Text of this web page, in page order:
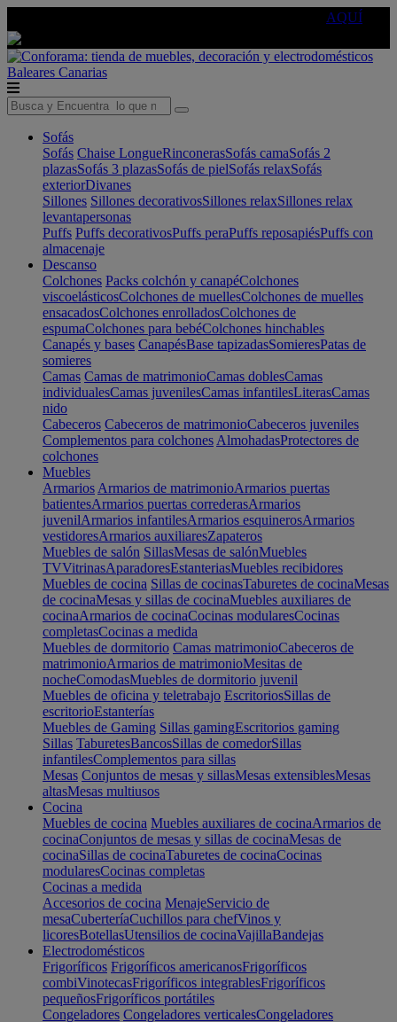
AQUÍ
Baleares Canarias
Sofás
Sofás Chaise LongueRinconerasSofás camaSofás 2
plazasSofás 3 plazasSofás de pielSofás relaxSofás
exteriorDivanes
Sillones Sillones decorativosSillones relaxSillones relax
levantapersonas
Puffs Puffs decorativosPuffs peraPuffs reposapiésPuffs con
almacenaje
Descanso
Colchones Packs colchón y canapéColchones
viscoelásticosColchones de muellesColchones de muelles
ensacadosColchones enrolladosColchones de
espumaColchones para bebéColchones hinchables
Canapés y bases CanapésBase tapizadasSomieresPatas de
somieres
Camas Camas de matrimonioCamas doblesCamas
individualesCamas juvenilesCamas infantilesLiterasCamas
nido
Cabeceros Cabeceros de matrimonioCabeceros juveniles
Complementos para colchones AlmohadasProtectores de
colchones
Muebles
Armarios Armarios de matrimonioArmarios puertas
batientesArmarios puertas correderasArmarios
juvenilArmarios infantilesArmarios esquinerosArmarios
vestidoresArmarios auxiliaresZapateros
Muebles de salón SillasMesas de salónMuebles
TVVitrinasAparadoresEstanteriasMuebles recibidores
Muebles de cocina Sillas de cocinasTaburetes de cocinaMesas
de cocinaMesas y sillas de cocinaMuebles auxiliares de
cocinaArmarios de cocinaCocinas modularesCocinas
completasCocinas a medida
Muebles de dormitorio Camas matrimonioCabeceros de
matrimonioArmarios de matrimonioMesitas de
nocheComodasMuebles de dormitorio juvenil
Muebles de oficina y teletrabajo EscritoriosSillas de
escritorioEstanterías
Muebles de Gaming Sillas gamingEscritorios gaming
Sillas TaburetesBancosSillas de comedorSillas
infantilesComplementos para sillas
Mesas Conjuntos de mesas y sillasMesas extensiblesMesas
altasMesas multiusos
Cocina
Muebles de cocina Muebles auxiliares de cocinaArmarios de
cocinaConjuntos de mesas y sillas de cocinaMesas de
cocinaSillas de cocinaTaburetes de cocinaCocinas
modularesCocinas completas
Cocinas a medida
Accesorios de cocina MenajeServicio de
mesaCuberteríaCuchillos para chefVinos y
licoresBotellasUtensilios de cocinaVajillaBandejas
Electrodomésticos
Frigoríficos Frigoríficos americanosFrigoríficos
combiVinotecasFrigoríficos integrablesFrigoríficos
pequeñosFrigoríficos portátiles
Congeladores Congeladores verticalesCongeladores